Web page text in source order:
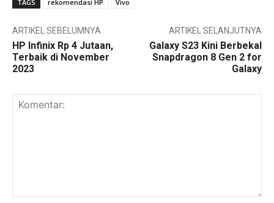
TAGS rekomendasi HP Vivo
ARTIKEL SEBELUMNYA
HP Infinix Rp 4 Jutaan,
Terbaik di November
2023
ARTIKEL SELANJUTNYA
Galaxy S23 Kini Berbekal
Snapdragon 8 Gen 2 for
Galaxy